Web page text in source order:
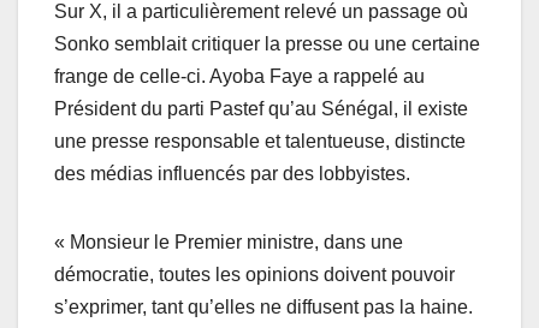
Sur X, il a particulièrement relevé un passage où
Sonko semblait critiquer la presse ou une certaine
frange de celle-ci. Ayoba Faye a rappelé au
Président du parti Pastef qu’au Sénégal, il existe
une presse responsable et talentueuse, distincte
des médias influencés par des lobbyistes.
« Monsieur le Premier ministre, dans une
démocratie, toutes les opinions doivent pouvoir
s’exprimer, tant qu’elles ne diffusent pas la haine.